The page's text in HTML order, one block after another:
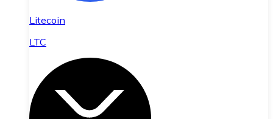
Litecoin
LTC